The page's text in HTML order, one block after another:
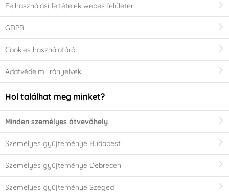
Felhasználási feltételek webes felületen
GDPR
Cookies használatáról
Adatvédelmi irányelvek
Hol találhat meg minket?
Minden személyes átvevőhely
Személyes gyűjteménye Budapest
Személyes gyűjteménye Debrecen
Személyes gyűjteménye Szeged